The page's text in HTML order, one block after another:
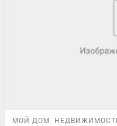
МОЙ ДОМ